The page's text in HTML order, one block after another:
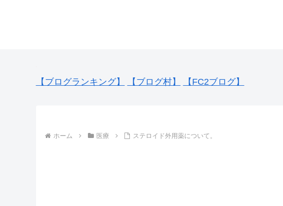
【ブログランキング】 【ブログ村】 【FC2ブログ】
ホーム 医療 ステロイド外用薬について。